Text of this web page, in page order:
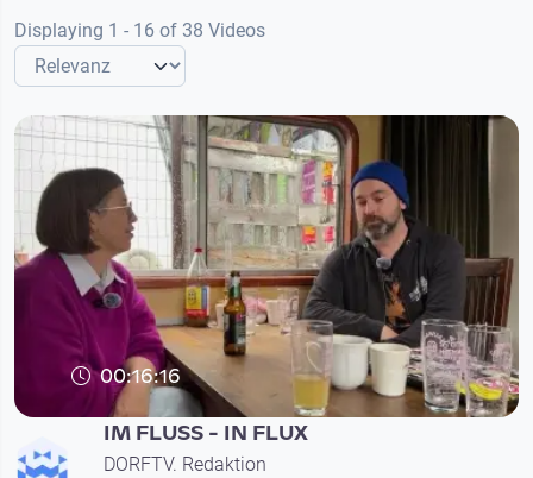
Displaying 1 - 16 of 38 Videos
00:16:16
IM FLUSS - IN FLUX
DORFTV. Redaktion